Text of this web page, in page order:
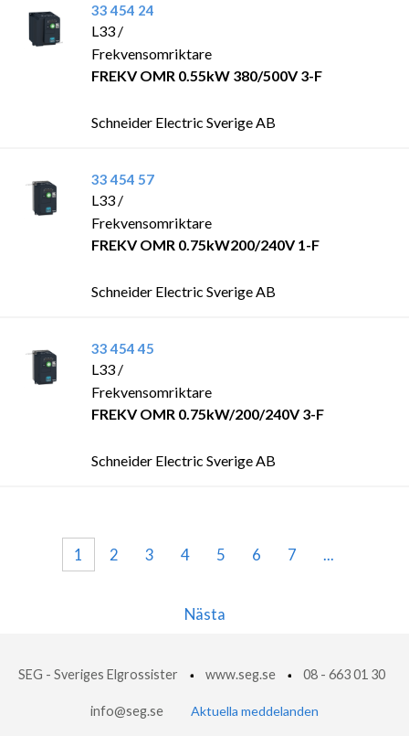
33 454 24
L33 /
Frekvensomriktare
FREKV OMR 0.55kW 380/500V 3-F
Schneider Electric Sverige AB
33 454 57
L33 /
Frekvensomriktare
FREKV OMR 0.75kW200/240V 1-F
Schneider Electric Sverige AB
33 454 45
L33 /
Frekvensomriktare
FREKV OMR 0.75kW/200/240V 3-F
Schneider Electric Sverige AB
1 2 3 4 5 6 7 ...
Nästa
SEG - Sveriges Elgrossister www.seg.se 08 - 663 01 30
info@seg.se Aktuella meddelanden